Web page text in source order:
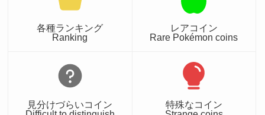
各種ランキング
Ranking
レアコイン
Rare Pokémon coins
見分けづらいコイン
特殊なコイン